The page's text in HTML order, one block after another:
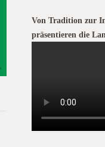
Von Tradition zur
präsentieren die